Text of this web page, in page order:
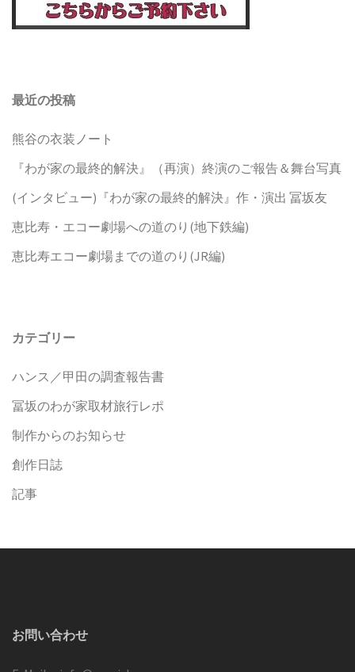
最近の投稿
熊谷の衣装ノート
『わが家の最終的解決』（再演）終演のご報告＆舞台写真
(インタビュー)『わが家の最終的解決』作・演出 冨坂友
恵比寿・エコー劇場への道のり(地下鉄編)
恵比寿エコー劇場までの道のり(JR編)
カテゴリー
ハンス／甲田の調査報告書
冨坂のわが家取材旅行レポ
制作からのお知らせ
創作日誌
記事
お問い合わせ